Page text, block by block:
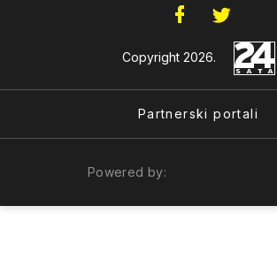
Copyright 2026.
Partnerski portali
Powered by: